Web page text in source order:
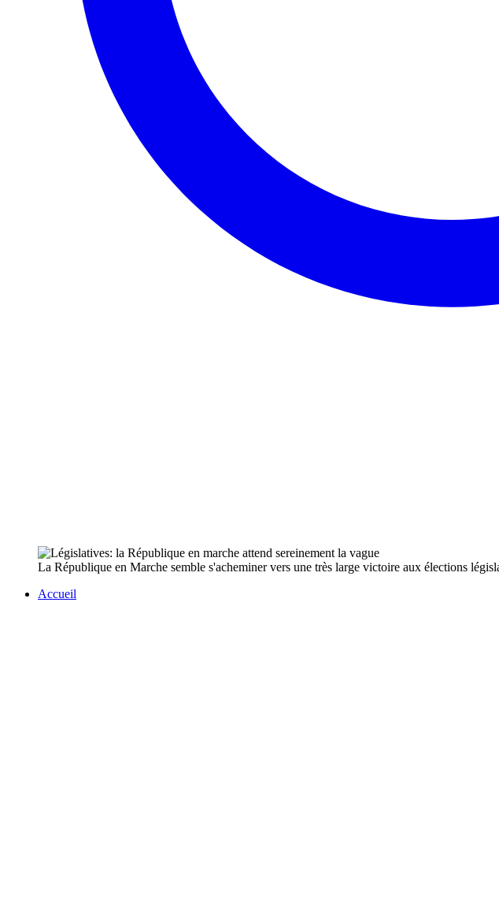
La République en Marche semble s'acheminer vers une très large victoire aux élections
Accueil